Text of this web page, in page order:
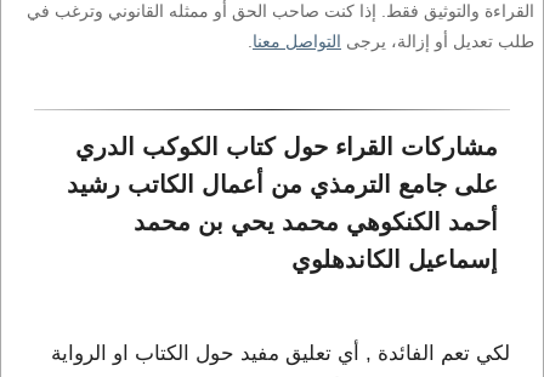
القراءة والتوثيق فقط. إذا كنت صاحب الحق أو ممثله القانوني وترغب في
طلب تعديل أو إزالة، يرجى التواصل معنا
مشاركات القراء حول كتاب الكوكب الدري
على جامع الترمذي من أعمال الكاتب رشيد
أحمد الكنكوهي محمد يحي بن محمد
إسماعيل الكاندهلوي
لكي تعم الفائدة , أي تعليق مفيد حول الكتاب او الرواية